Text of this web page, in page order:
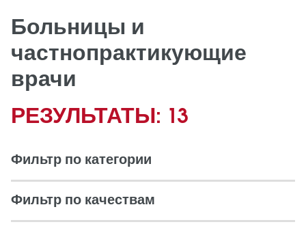
Больницы и
частнопрактикующие
врачи
РЕЗУЛЬТАТЫ: 13
Фильтр по категории
Фильтр по качествам